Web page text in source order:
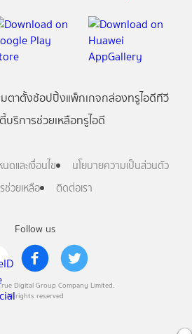
Follow us
Digital Group Company Limited.
All rights reserved
ตาตั้งช้อปปิ้งแพ็กเกจกล่องทรูไอดีทีวี
บริการช่วยเหลือทรูไอดี
ดและเงื่อนไข
นโยบายความเป็นส่วนตัว
ช่วยเหลือ
ติดต่อเรา